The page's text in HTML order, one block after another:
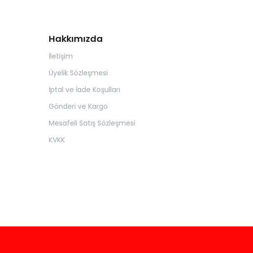
Hakkımızda
İletişim
Üyelik Sözleşmesi
İptal ve İade Koşulları
Gönderi ve Kargo
Mesafeli Satış Sözleşmesi
KVKK